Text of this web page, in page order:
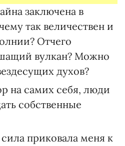
заключена в
так величествен и
Отчего
вулкан? Можно
духов?
на самих себя, люди
собственные
приковала меня к